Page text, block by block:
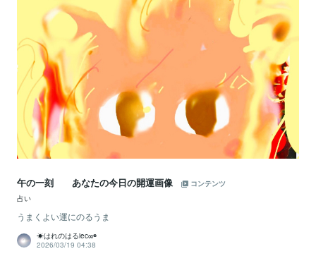
午の一刻 あなたの今日の開運画像
コンテンツ
占い
うまくよい運にのるうま
☀はれのはるiec∞◉
2026/03/19 04:38